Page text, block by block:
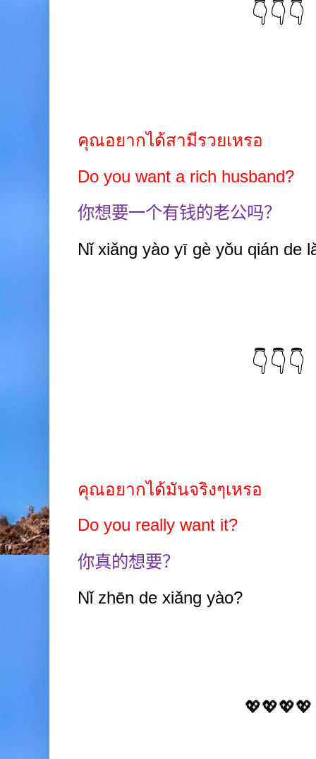
👇👇👇
คุณอยากได้สามีรวยเหรอ
Do you want a rich husband?
你想要一个有钱的老公吗？
Nǐ xiǎng yào yī gè yǒu qián de
👇👇👇
คุณอยากได้มันจริงๆเหรอ
Do you really want it?
你真的想要？
Nǐ zhēn de xiǎng yào?
💖💖💖💖